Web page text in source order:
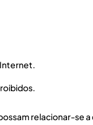
relacionar-se